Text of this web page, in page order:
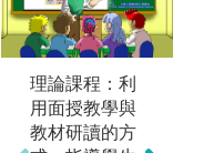
實驗實作實習:
透過實驗課學
習實作技能，
理論課程：利
用面授教學與
教材研讀的方